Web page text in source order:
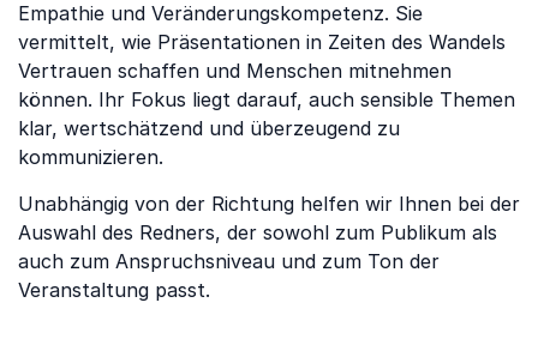
Empathie und Veränderungskompetenz. Sie
vermittelt, wie Präsentationen in Zeiten des Wandels
Vertrauen schaffen und Menschen mitnehmen
können. Ihr Fokus liegt darauf, auch sensible Themen
klar, wertschätzend und überzeugend zu
kommunizieren.
Unabhängig von der Richtung helfen wir Ihnen bei der
Auswahl des Redners, der sowohl zum Publikum als
auch zum Anspruchsniveau und zum Ton der
Veranstaltung passt.